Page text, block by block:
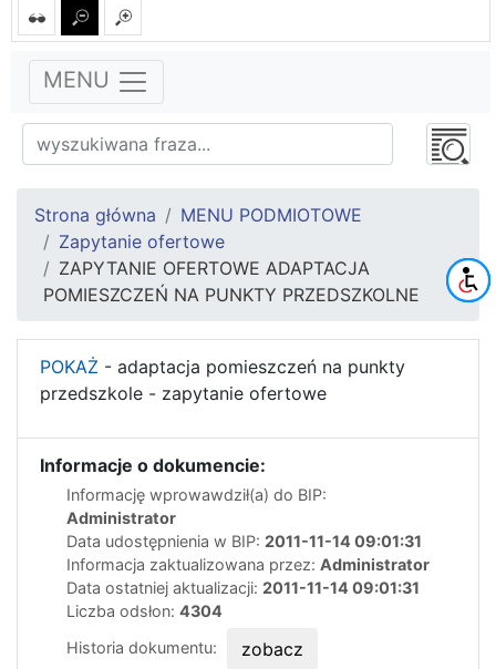
MENU
Strona główna
MENU PODMIOTOWE
Zapytanie ofertowe
ZAPYTANIE OFERTOWE ADAPTACJA
POMIESZCZEŃ NA PUNKTY PRZEDSZKOLNE
POKAŻ - adaptacja pomieszczeń na punkty
przedszkole - zapytanie ofertowe
Informacje o dokumencie:
Informację wprowawdził(a) do BIP:
Administrator
Data udostępnienia w BIP: 2011-11-14 09:01:31
Informacja zaktualizowana przez: Administrator
Data ostatniej aktualizacji: 2011-11-14 09:01:31
Liczba odsłon: 4304
Historia dokumentu:
zobacz